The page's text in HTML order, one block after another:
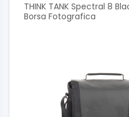
THINK TANK Spectral 8
Borsa Fotografica